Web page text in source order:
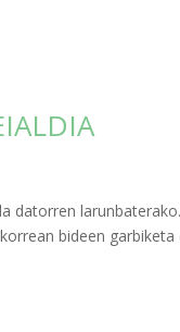
datorren
bideen